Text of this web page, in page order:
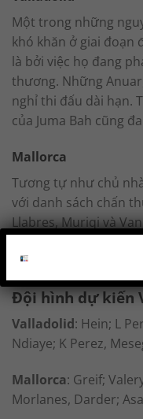
Một trong những
khó khăn ở giai đoạn
là bởi việc họ đang
thương. Những
nghỉ thi đấu dài hạn.
của Juma Bah cũng
Mallorca
Tương tự như chủ
với danh sách chấn
Llabres, Muriqi và
chắc chắn không
với Valladolid.
Đội hình dự kiến
Valladolid: Hein; L
Ndiaye; K Perez,
Mallorca: Greif;
Morlanes, Darder;